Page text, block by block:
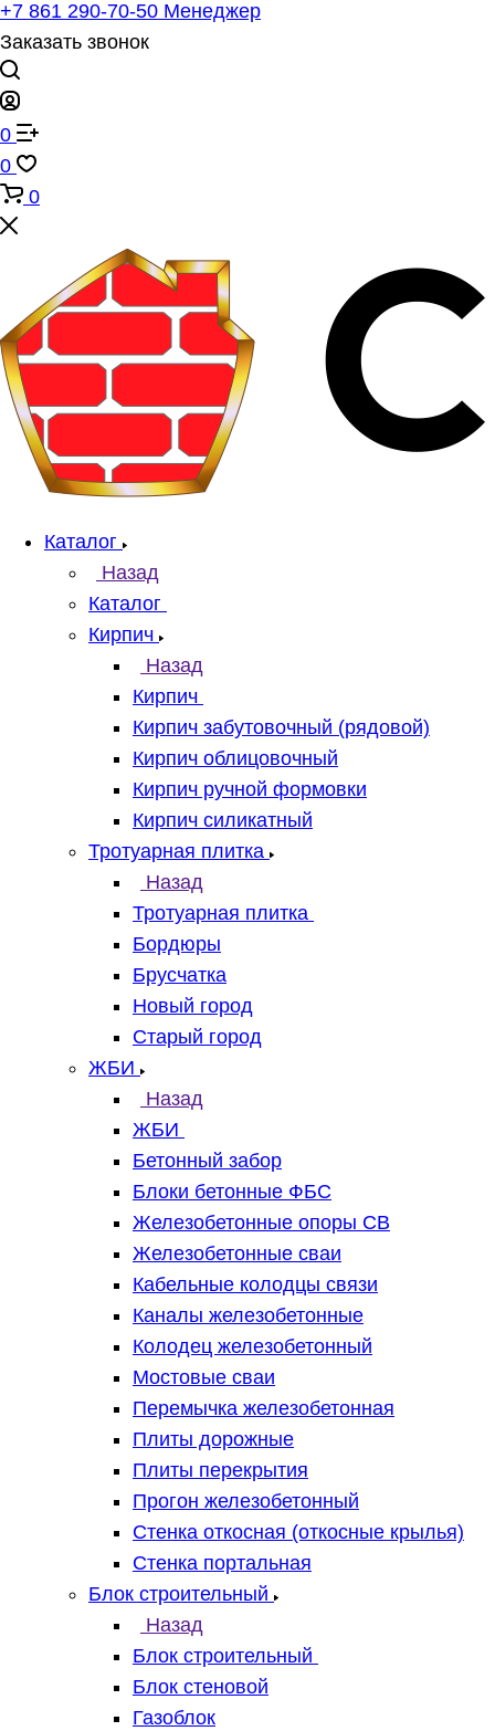
+7 861 290-70-50 Менеджер
Заказать звонок
0
0
0
Каталог
Назад
Каталог
Кирпич
Назад
Кирпич
Кирпич забутовочный (рядовой)
Кирпич облицовочный
Кирпич ручной формовки
Кирпич силикатный
Тротуарная плитка
Назад
Тротуарная плитка
Бордюры
Брусчатка
Новый город
Старый город
ЖБИ
Назад
ЖБИ
Бетонный забор
Блоки бетонные ФБС
Железобетонные опоры СВ
Железобетонные сваи
Кабельные колодцы связи
Каналы железобетонные
Колодец железобетонный
Мостовые сваи
Перемычка железобетонная
Плиты дорожные
Плиты перекрытия
Прогон железобетонный
Стенка откосная (откосные крылья)
Стенка портальная
Блок строительный
Назад
Блок строительный
Блок стеновой
Газоблок